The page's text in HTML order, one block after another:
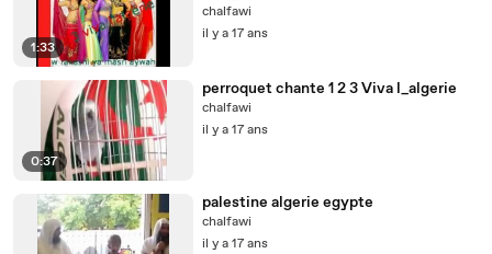
1:33
chalfawi
il y a 17 ans
0:37
perroquet chante 1 2 3 Viva l_algerie
chalfawi
il y a 17 ans
palestine algerie egypte
chalfawi
il y a 17 ans